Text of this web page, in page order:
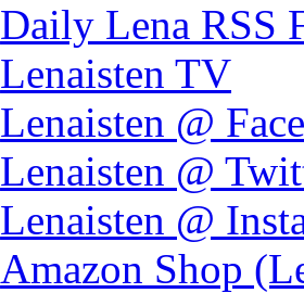
Daily Lena RSS
Lenaisten TV
Lenaisten @
Lenaisten @
Lenaisten @
Amazon Shop